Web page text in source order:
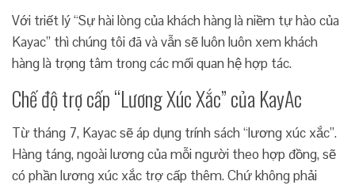
Với triết lý “Sự hài lòng của khách hàng là niềm tự hào của
Kayac” thì chúng tôi đã và vẫn sẽ luôn luôn xem khách
hàng là trọng tâm trong các mối quan hệ hợp tác.
Chế độ trợ cấp “Lương Xúc Xắc” của KayAc
Từ tháng 7, Kayac sẽ áp dụng trính sách “lương xúc xắc”.
Hàng táng, ngoài lương của mỗi người theo hợp đồng, sẽ
có phần lương xúc xắc trợ cấp thêm. Chứ không phải